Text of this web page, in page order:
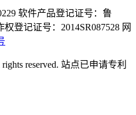
软件产品登记证号：鲁
登记证号：2014SR087528 网
reserved. 站点已申请专利